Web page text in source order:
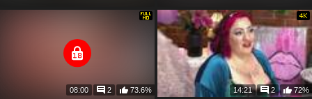
08:00 2 73.6% 14:21 2 72%